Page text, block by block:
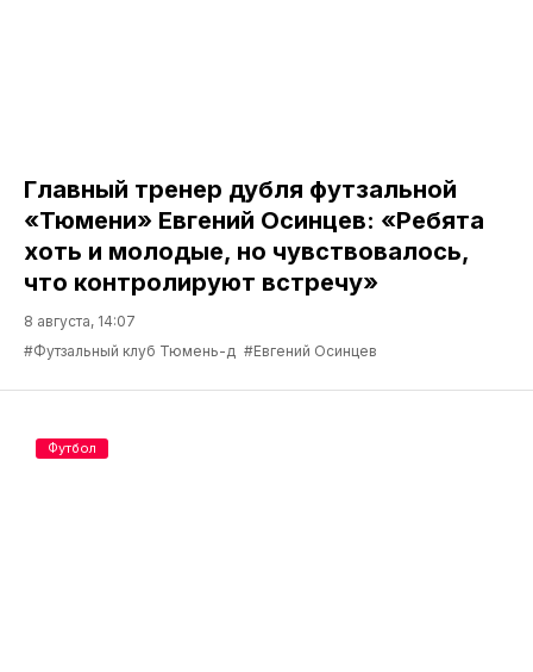
Главный тренер дубля футзальной
«Тюмени» Евгений Осинцев: «Ребята
хоть и молодые, но чувствовалось,
что контролируют встречу»
8 августа, 14:07
#Футзальный клуб Тюмень-д #Евгений Осинцев
Футбол